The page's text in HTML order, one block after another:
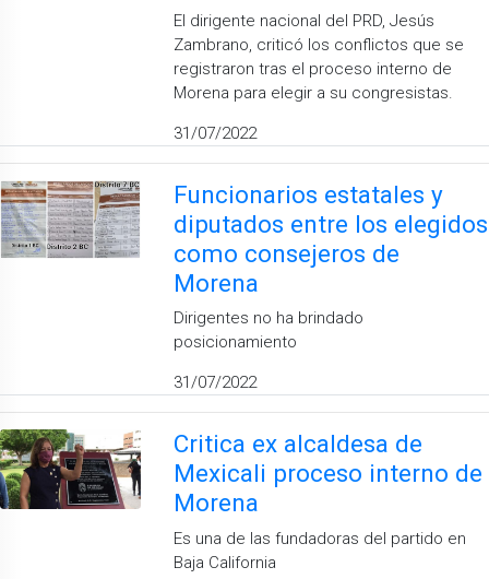
El dirigente nacional del PRD, Jesús
Zambrano, criticó los conflictos que se
registraron tras el proceso interno de
Morena para elegir a su congresistas.
31/07/2022
Funcionarios estatales y
diputados entre los elegidos
como consejeros de
Morena
Dirigentes no ha brindado
posicionamiento
31/07/2022
Critica ex alcaldesa de
Mexicali proceso interno de
Morena
Es una de las fundadoras del partido en
Baja California